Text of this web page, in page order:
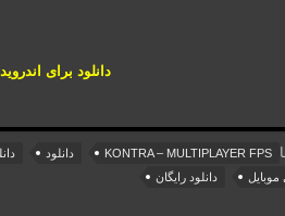
دانلود برای اندروید
KONTRA – MULTIPLAYER FPS دانلود
موبایل
دانلود رایگان